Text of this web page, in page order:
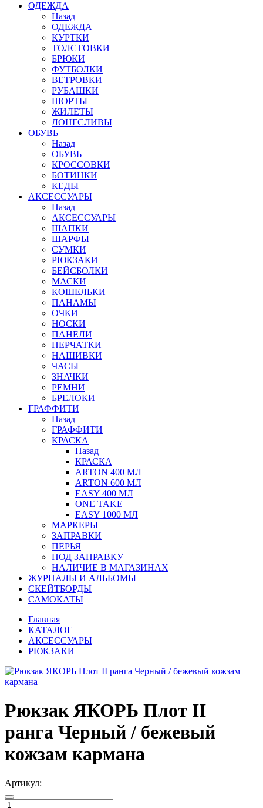
ОДЕЖДА
Назад
ОДЕЖДА
КУРТКИ
ТОЛСТОВКИ
БРЮКИ
ФУТБОЛКИ
ВЕТРОВКИ
РУБАШКИ
ШОРТЫ
ЖИЛЕТЫ
ЛОНГСЛИВЫ
ОБУВЬ
Назад
ОБУВЬ
КРОССОВКИ
БОТИНКИ
КЕДЫ
АКСЕССУАРЫ
Назад
АКСЕССУАРЫ
ШАПКИ
ШАРФЫ
СУМКИ
РЮКЗАКИ
БЕЙСБОЛКИ
МАСКИ
КОШЕЛЬКИ
ПАНАМЫ
ОЧКИ
НОСКИ
ПАНЕЛИ
ПЕРЧАТКИ
НАШИВКИ
ЧАСЫ
ЗНАЧКИ
РЕМНИ
БРЕЛОКИ
ГРАФФИТИ
Назад
ГРАФФИТИ
КРАСКА
Назад
КРАСКА
ARTON 400 МЛ
ARTON 600 МЛ
EASY 400 МЛ
ONE TAKE
EASY 1000 МЛ
МАРКЕРЫ
ЗАПРАВКИ
ПЕРЬЯ
ПОД ЗАПРАВКУ
НАЛИЧИЕ В МАГАЗИНАХ
ЖУРНАЛЫ И АЛЬБОМЫ
СКЕЙТБОРДЫ
САМОКАТЫ
Главная
КАТАЛОГ
АКСЕССУАРЫ
РЮКЗАКИ
Рюкзак ЯКОРЬ Плот II
ранга Черный / бежевый
кожзам кармана
Артикул: